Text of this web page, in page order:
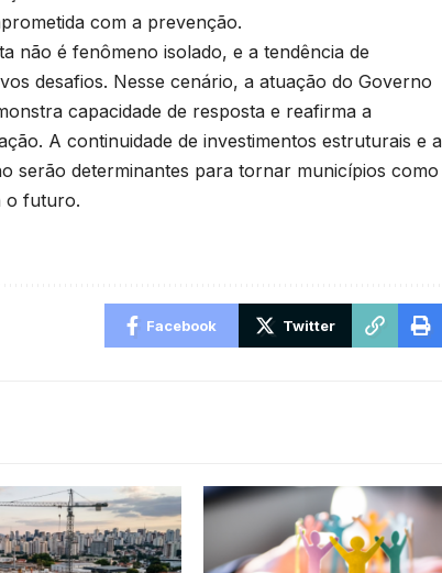
com a prevenção.
não é fenômeno isolado, e a tendência de
desafios. Nesse cenário, a atuação do Governo
capacidade de resposta e reafirma a
A continuidade de investimentos estruturais e a
serão determinantes para tornar municípios como
o futuro.
Facebook Twitter